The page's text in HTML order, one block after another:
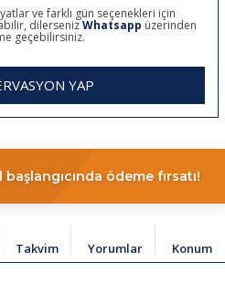
ve farklı gün seçenekleri için
dilersenizWhatsapp üzerinden
geçebilirsiniz.
YAP
ödeme fırsatı!
Takvim Yorumlar Konum